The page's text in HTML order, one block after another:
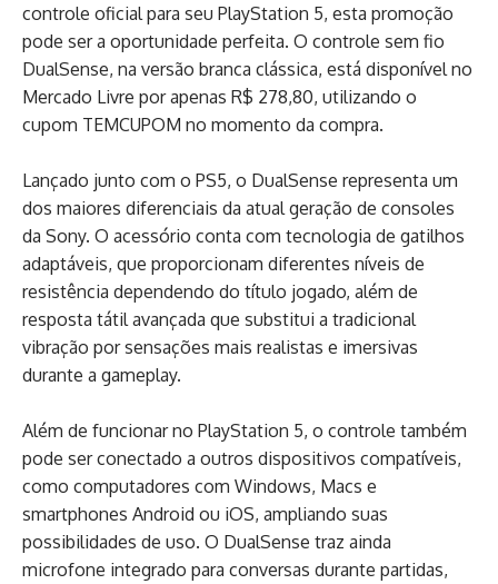
controle oficial para seu PlayStation 5, esta promoção
pode ser a oportunidade perfeita. O controle sem fio
DualSense, na versão branca clássica, está disponível no
Mercado Livre por apenas R$ 278,80, utilizando o
cupom TEMCUPOM no momento da compra.
Lançado junto com o PS5, o DualSense representa um
dos maiores diferenciais da atual geração de consoles
da Sony. O acessório conta com tecnologia de gatilhos
adaptáveis, que proporcionam diferentes níveis de
resistência dependendo do título jogado, além de
resposta tátil avançada que substitui a tradicional
vibração por sensações mais realistas e imersivas
durante a gameplay.
Além de funcionar no PlayStation 5, o controle também
pode ser conectado a outros dispositivos compatíveis,
como computadores com Windows, Macs e
smartphones Android ou iOS, ampliando suas
possibilidades de uso. O DualSense traz ainda
microfone integrado para conversas durante partidas,